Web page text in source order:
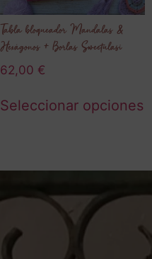
Tabla bloqueador Mandalas &
Hexágonos + Borlas Sweetulasi
62,00 €
Seleccionar opciones